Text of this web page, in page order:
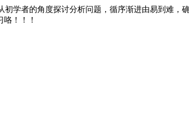
学者的角度探讨分析问题，循序渐进由易到难，
！！！